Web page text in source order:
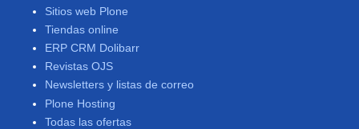
Sitios web Plone
Tiendas online
ERP CRM Dolibarr
Revistas OJS
Newsletters y listas de correo
Plone Hosting
Todas las ofertas